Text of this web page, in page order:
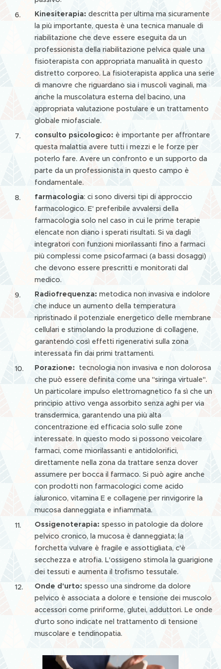
Kinesiterapia: descritta per ultima ma sicuramente
la più importante, questa è una tecnica manuale di
riabilitazione che deve essere eseguita da un
professionista della riabilitazione pelvica quale una
fisioterapista con appropriata manualità in questo
distretto corporeo. La fisioterapista applica una serie
di manovre che riguardano sia i muscoli vaginali, ma
anche la muscolatura esterna del bacino, una
appropriata valutazione postulare e un trattamento
globale miofasciale.
consulto psicologico: è importante per affrontare
questa malattia avere tutti i mezzi e le forze per
poterlo fare. Avere un confronto e un supporto da
parte da un professionista in questo campo è
fondamentale.
farmacologia: ci sono diversi tipi di approccio
farmacologico. E' preferibile avvalersi della
farmacologia solo nel caso in cui le prime terapie
elencate non diano i sperati risultati. Si va dagli
integratori con funzioni miorilassanti fino a farmaci
più complessi come psicofarmaci (a bassi dosaggi)
che devono essere prescritti e monitorati dal
medico.
Radiofrequenza: metodica non invasiva e indolore
che induce un aumento della temperatura
ripristinado il potenziale energetico delle membrane
cellulari e stimolando la produzione di collagene,
garantendo così effetti rigenerativi sulla zona
interessata fin dai primi trattamenti.
Porazione: tecnologia non invasiva e non dolorosa
che può essere definita come una "siringa virtuale".
Un particolare impulso elettromagnetico fa sì che un
principio attivo venga assorbito senza aghi per via
transdermica, garantendo una più alta
concentrazione ed efficacia solo sulle zone
interessate. In questo modo si possono veicolare
farmaci, come miorilassanti e antidolorifici,
direttamente nella zona da trattare senza dover
assumere per bocca il farmaco. Si può agire anche
con prodotti non farmacologici come acido
ialuronico, vitamina E e collagene per rinvigorire la
mucosa danneggiata e infiammata.
Ossigenoterapia: spesso in patologie da dolore
pelvico cronico, la mucosa è danneggiata; la
forchetta vulvare è fragile e assottigliata, c'è
secchezza e atrofia. L'ossigeno stimola la guarigione
dei tessuti e aumenta il trofismo tessutale.
Onde d'urto: spesso una sindrome da dolore
pelvico è associata a dolore e tensione dei muscolo
accessori come pririforme, glutei, adduttori. Le onde
d'urto sono indicate nel trattamento di tensione
muscolare e tendinopatia.